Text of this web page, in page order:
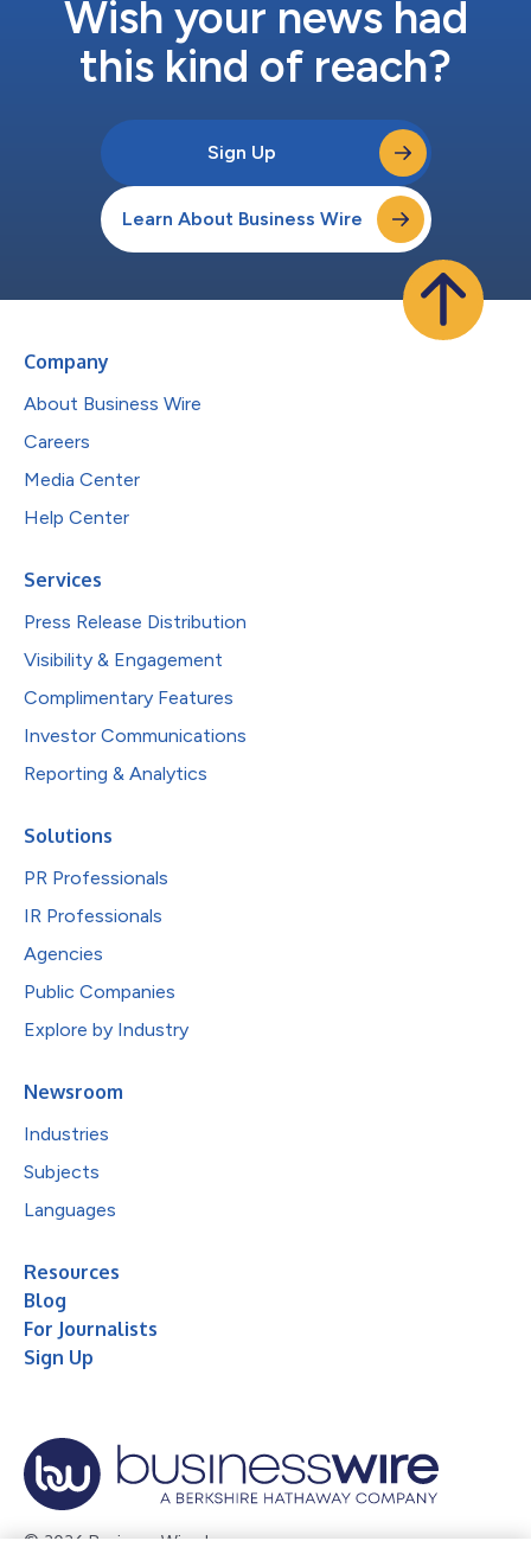
Wish your news had
this kind of reach?
Sign Up
Learn About Business Wire
Company
About Business Wire
Careers
Media Center
Help Center
Services
Press Release Distribution
Visibility & Engagement
Complimentary Features
Investor Communications
Reporting & Analytics
Solutions
PR Professionals
IR Professionals
Agencies
Public Companies
Explore by Industry
Newsroom
Industries
Subjects
Languages
Resources
Blog
For Journalists
Sign Up
© 2026 Business Wire, Inc.